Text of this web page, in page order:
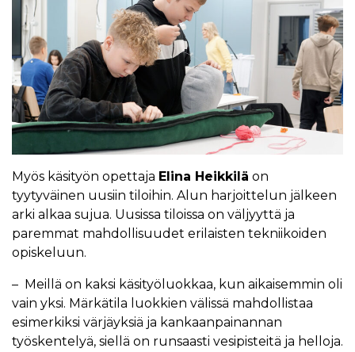
Myös käsityön opettaja Elina Heikkilä on
tyytyväinen uusiin tiloihin. Alun harjoittelun jälkeen
arki alkaa sujua. Uusissa tiloissa on väljyyttä ja
paremmat mahdollisuudet erilaisten tekniikoiden
opiskeluun.
– Meillä on kaksi käsityöluokkaa, kun aikaisemmin oli
vain yksi. Märkätila luokkien välissä mahdollistaa
esimerkiksi värjäyksiä ja kankaanpainannan
työskentelyä, siellä on runsaasti vesipisteitä ja helloja.